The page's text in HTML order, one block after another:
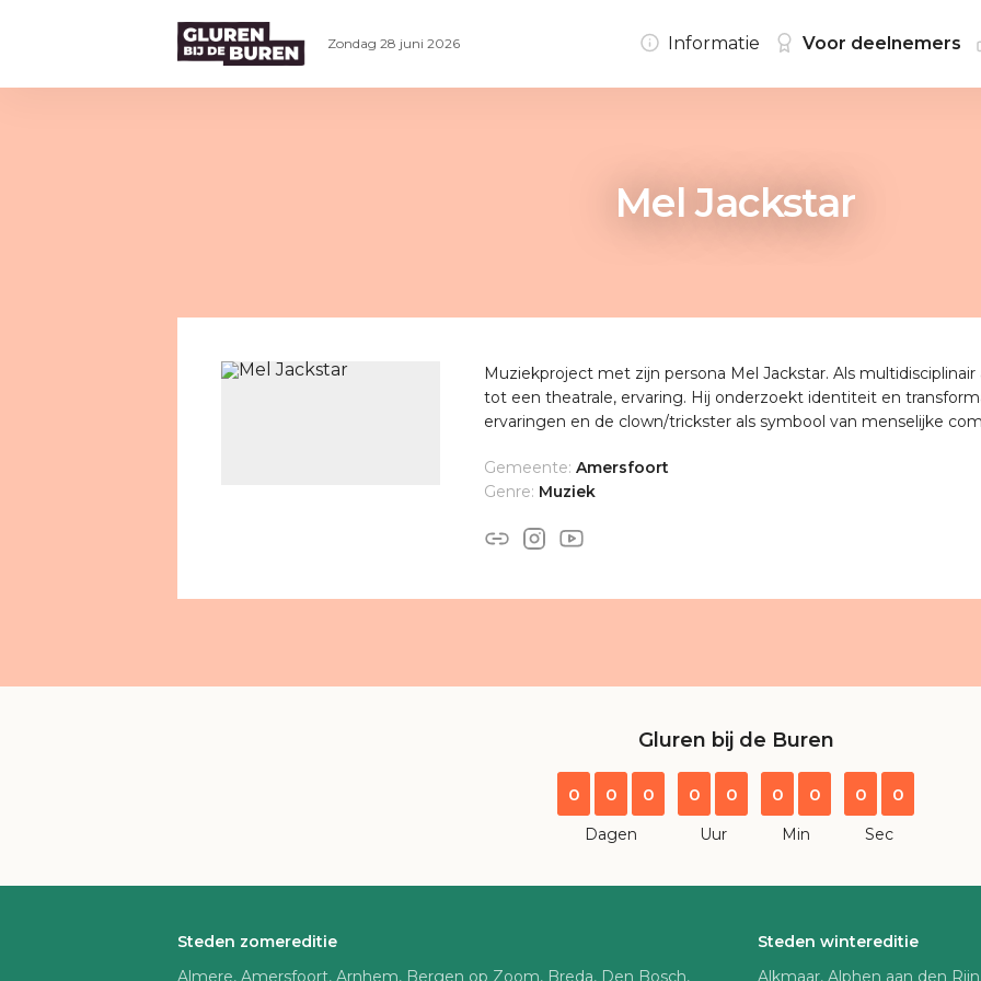
Mel Jackstar
Muziekproject met zijn persona Mel Jackstar. Als
tot een theatrale, ervaring. Hij onderzoekt identiteit en
ervaringen en de clown/trickster als symbool van menselijke
Gemeente: Amersfoort
Genre: Muziek
Gluren bij de Buren
0 0 0
Dagen
0 0
Uur
0 0
Min
0 0
Sec
Steden zomereditie
Almere, Amersfoort, Arnhem, Bergen op Zoom, Breda, Den Bosch,
Steden wintereditie
Alkmaar, Alphen aan den
Zondag 28 juni 2026 Informatie Voor deelnemers